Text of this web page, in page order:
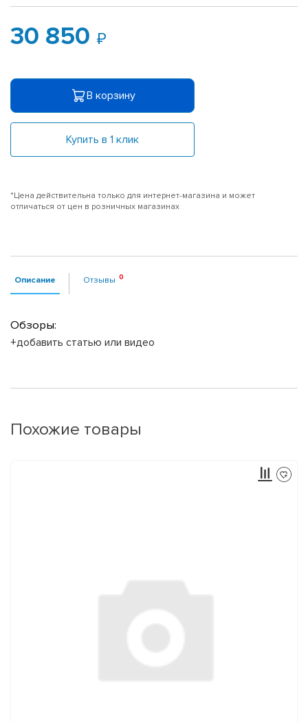
30 850
В корзину
Купить в 1 клик
*Цена действительна только для интернет-магазина и может
отличаться от цен в розничных магазинах
Описание Отзывы
Обзоры:
+добавить статью или видео
Похожие товары